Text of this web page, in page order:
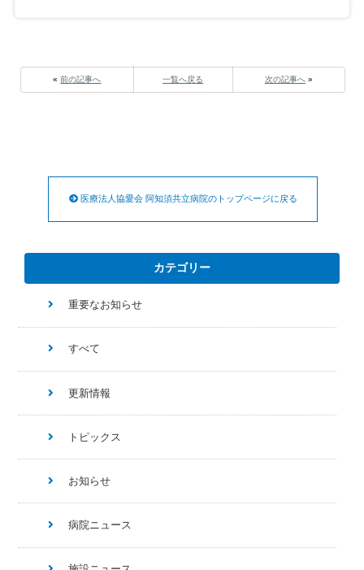
«前の記事へ 一覧へ戻る 次の記事へ»
医療法人協愛会 阿知須共立病院のトップページに戻る
カテゴリー
重要なお知らせ
すべて
更新情報
トピックス
お知らせ
病院ニュース